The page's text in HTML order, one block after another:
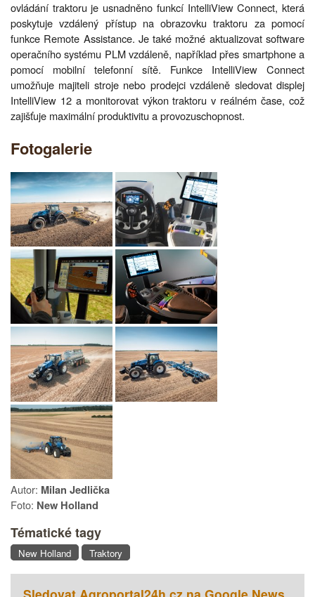
ovládání traktoru je usnadněno funkcí IntelliView Connect, která
poskytuje vzdálený přístup na obrazovku traktoru za pomocí
funkce Remote Assistance. Je také možné aktualizovat software
operačního systému PLM vzdáleně, například přes smartphone a
pomocí mobilní telefonní sítě. Funkce IntelliView Connect
umožňuje majiteli stroje nebo prodejci vzdáleně sledovat displej
IntelliView 12 a monitorovat výkon traktoru v reálném čase, což
zajišťuje maximální produktivitu a provozuschopnost.
Fotogalerie
Autor: Milan Jedlička
Foto: New Holland
Tématické tagy
New Holland Traktory